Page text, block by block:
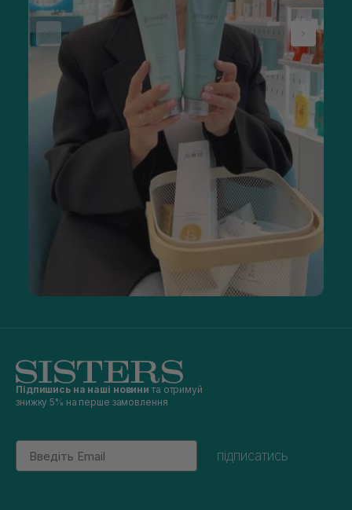
Підпишись на наші новини та отримуй
знижку 5% на перше замовлення
Email
підписатись